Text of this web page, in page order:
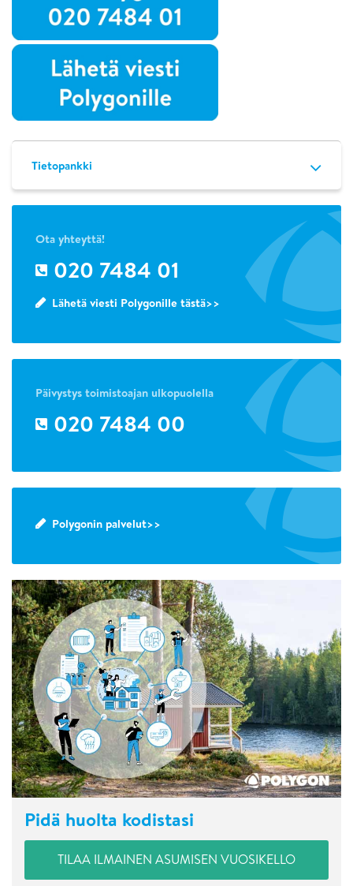
Tietopankki
Ota yhteyttä!
020 7484 01
Lähetä viesti Polygonille tästä>>
Päivystys toimistoajan ulkopuolella
020 7484 00
Polygonin palvelut>>
Pidä huolta kodistasi
TILAA ILMAINEN ASUMISEN VUOSIKELLO